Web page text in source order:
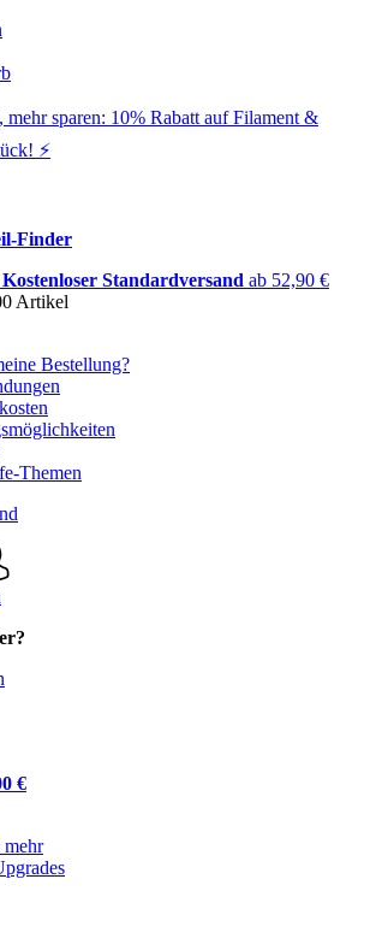
mehr sparen: 10% Rabatt auf Filament &
⚡️
Finder
Standardversand ab 52,90 €
Artikel
Bestellung?
Themen
€